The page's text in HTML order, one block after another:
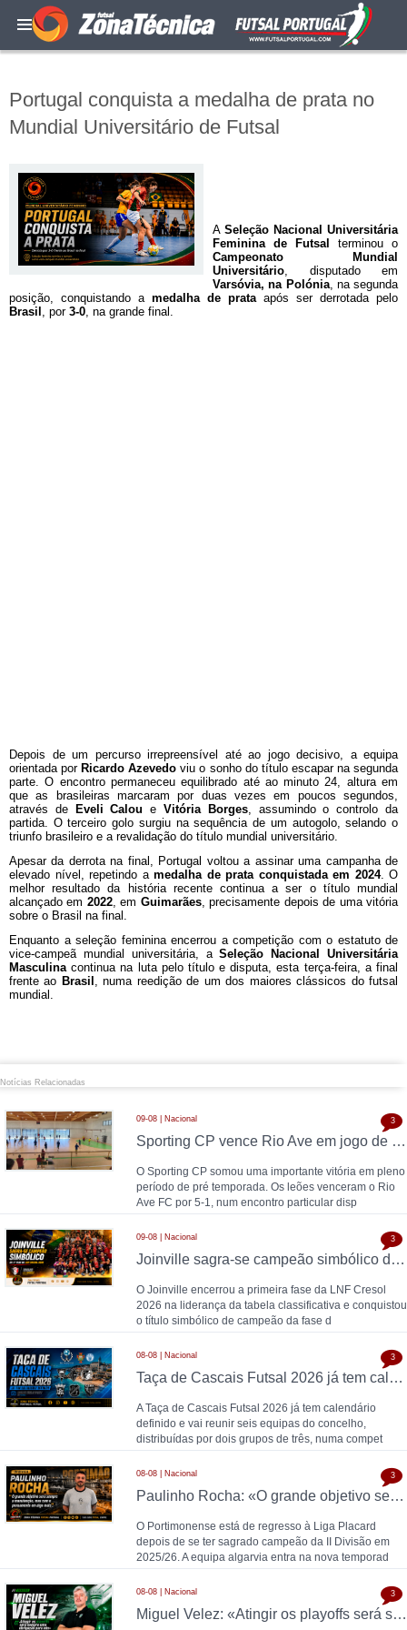
Portugal conquista a medalha de prata no
Mundial Universitário de Futsal
A Seleção Nacional Universitária
Feminina de Futsal
terminou o
Campeonato Mundial
Universitário, disputado em
Varsóvia, na Polónia, na segunda
posição, conquistando a medalha de prataapós ser derrotada pelo
Brasil , por 3-0, na grande final.
Depois de um percurso irrepreensível até ao jogo decisivo, a equipa
orientada por Ricardo Azevedo viu o sonho do título escapar na segunda
parte. O encontro permaneceu equilibrado até ao minuto 24, altura em
que as brasileiras marcaram por duas vezes em poucos segundos,
através de
Eveli Calou eVitória Borges, assumindo o controlo da
partida. O terceiro golo surgiu na sequência de um autogolo, selando o
triunfo brasileiro e a revalidação do título mundial universitário.
Apesar da derrota na final, Portugal voltou a assinar uma campanha de
elevado nível, repetindo a medalha de prata conquistada em 2024. O
melhor resultado da história recente continua a ser o título mundial
alcançado em 2022, em Guimarães, precisamente depois de uma vitória
sobre o Brasil na final.
Enquanto a seleção feminina encerrou a competição com o estatuto de
vice-campeã mundial universitária, aSeleção Nacional Universitária
Masculinacontinua na luta pelo título e disputa, esta terça-feira, a final
frente ao Brasil , numa reedição de um dos maiores clássicos do futsal
mundial.
Notícias Relacionadas
09-08 | Nacional
Sporting CP vence Rio Ave em jogo de pré temporada disputado em Armamar
O Sporting CP somou uma importante vitória em pleno
período de pré temporada. Os leões venceram o Rio
Ave FC por 5-1, num encontro particular disp
3
09-08 | Nacional
Joinville sagra-se campeão simbólico da 1.ª fase da LNF Cresol 2026
O Joinville encerrou a primeira fase da LNF Cresol
2026 na liderança da tabela classificativa e conquistou
o título simbólico de campeão da fase d
3
08-08 | Nacional
Taça de Cascais Futsal 2026 já tem calendário definido
A Taça de Cascais Futsal 2026 já tem calendário
definido e vai reunir seis equipas do concelho,
distribuídas por dois grupos de três, numa compet
3
08-08 | Nacional
Paulinho Rocha: «O grande objetivo será sempre a manutenção, mas com o pensamento em algo mais»
O Portimonense está de regresso à Liga Placard
depois de se ter sagrado campeão da II Divisão em
2025/26. A equipa algarvia entra na nova temporad
3
08-08 | Nacional
Miguel Velez: «Atingir os playoffs será sempre uma obrigação para nós»
3